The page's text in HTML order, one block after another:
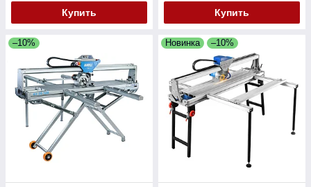
Купить Купить
–10% Новинка –10%